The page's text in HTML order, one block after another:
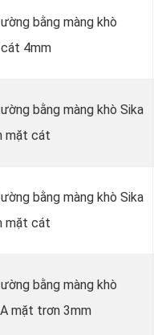
bằng màng khò
4mm
bằng màng khò Sika
mặt cát
bằng màng khò Sika
mặt cát
bằng màng khò
mặt trơn 3mm